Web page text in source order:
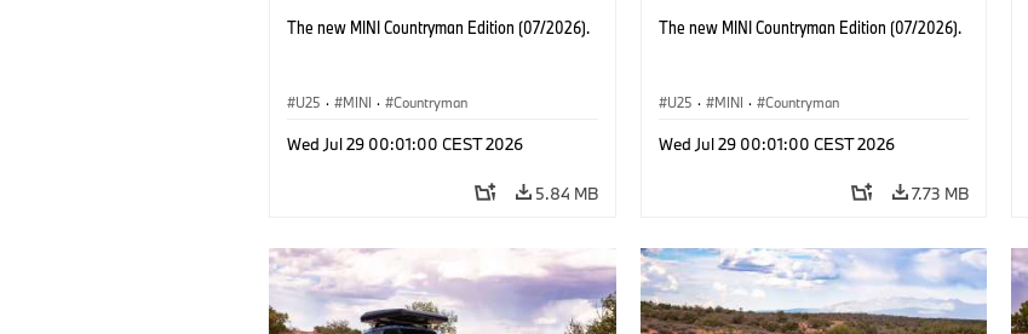
The new MINI Countryman Edition (07/2026).
U25 · MINI · Countryman
Wed Jul 29 00:01:00 CEST 2026
5.84 MB
The new MINI Countryman Edition (07/2026).
U25 · MINI · Countryman
Wed Jul 29 00:01:00 CEST 2026
7.73 MB